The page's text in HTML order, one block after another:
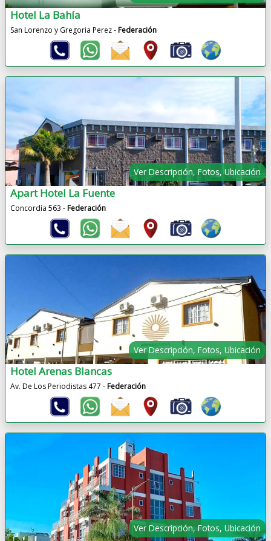
Hotel La Bahía
San Lorenzo y Gregoria Perez -Federación
Ver Descripción, Fotos, Ubicación
Apart Hotel La Fuente
Concordía 563 -Federación
Ver Descripción, Fotos, Ubicación
Hotel Arenas Blancas
Av. De Los Periodistas 477 -Federación
Ver Descripción, Fotos, Ubicación